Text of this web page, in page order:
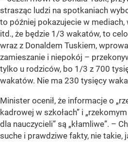
strasząc ludzi na spotkaniach
to później pokazujecie w
itd., że będzie 1/3 wakatów, to
wraz z Donaldem Tuskiem,
zamieszanie i niepokój –
tylko u rodziców, bo 1/3 z 700
wakatów. Nie ma 230 tysięcy
Minister ocenił, że informacje o
kadrowej w szkołach” i
dla nauczycieli” są „kłamliwe”. –
suche i prawdziwe fakty, nie takie,